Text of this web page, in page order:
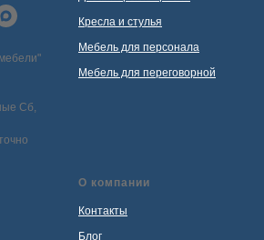
Сб,
Кресла и стулья
Мебель для персонала
Мебель для переговорной
О компании
Контакты
Блог